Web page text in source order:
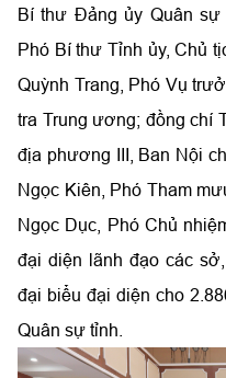
Bí thư Đảng ủy Quân sự
Phó Bí thư Tỉnh ủy, Chủ
Quỳnh Trang, Phó Vụ
tra Trung ương; đồng chí
địa phương III, Ban Nội
Ngọc Kiên, Phó Tham
Ngọc Dục, Phó Chủ
đại diện lãnh đạo các
đại biểu đại diện cho
Quân sự tỉnh.